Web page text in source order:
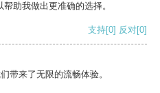
助我做出更准确的选择。
支持[0] 反对[0]
带来了无限的流畅体验。